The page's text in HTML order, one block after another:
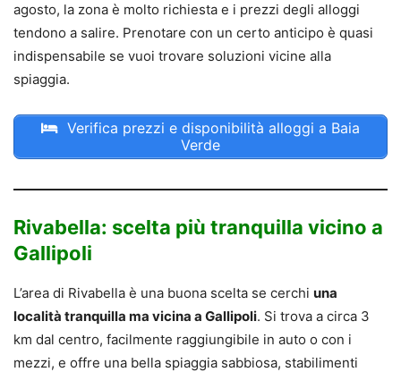
agosto, la zona è molto richiesta e i prezzi degli alloggi
tendono a salire. Prenotare con un certo anticipo è quasi
indispensabile se vuoi trovare soluzioni vicine alla
spiaggia.
Verifica prezzi e disponibilità alloggi a Baia
Verde
Rivabella: scelta più tranquilla vicino a
Gallipoli
L’area di Rivabella è una buona scelta se cerchi una
località tranquilla ma vicina a Gallipoli. Si trova a circa 3
km dal centro, facilmente raggiungibile in auto o con i
mezzi, e offre una bella spiaggia sabbiosa, stabilimenti